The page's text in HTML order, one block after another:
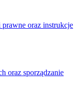
oraz instrukcje
oraz sporządzanie